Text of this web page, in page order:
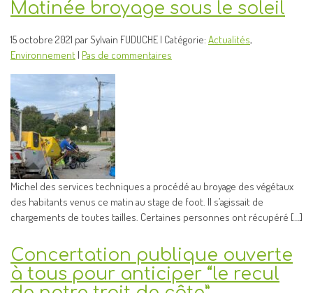
Matinée broyage sous le soleil
15 octobre 2021 par Sylvain FUDUCHE | Catégorie: Actualités,
Environnement | Pas de commentaires
Michel des services techniques a procédé au broyage des végétaux
des habitants venus ce matin au stage de foot. Il s’agissait de
chargements de toutes tailles. Certaines personnes ont récupéré […]
Concertation publique ouverte
à tous pour anticiper “le recul